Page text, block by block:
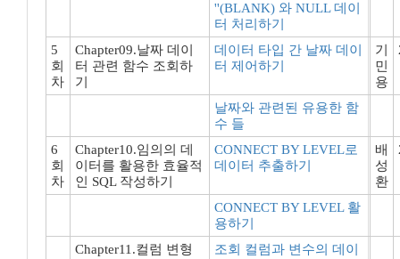
''(BLANK) 와 NULL 데이
터 처리하기
5
회
차
Chapter09.날짜 데이
터 관련 함수 조회하
기
데이터 타입 간 날짜 데이
터 제어하기
기
민
용
날짜와 관련된 유용한 함
수 들
6
회
차
Chapter10.임의의 데
이터를 활용한 효율적
인 SQL 작성하기
CONNECT BY LEVEL로
데이터 추출하기
배
성
환
CONNECT BY LEVEL 활
용하기
Chapter11.컬럼 변형
조회 컬럼과 변수의 데이